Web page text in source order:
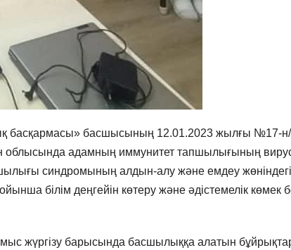
басқармасы» басшысының 12.01.2023 жылғы №17-
облысында адамның иммунитет тапшылығының
синдромының алдын-алу және емдеу жөніндегі
білім деңгейін көтеру және әдістемелік көмек
жүргізу барысында басшылыққа алатын